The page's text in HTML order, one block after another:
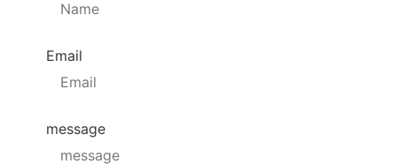
Email
message